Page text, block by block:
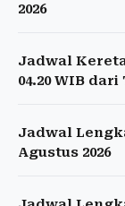
2026
Jadwal
04.20 WIB dari
Jadwal
Agustus 2026